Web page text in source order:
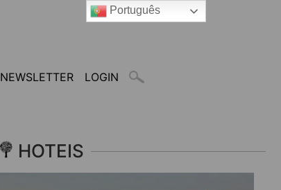
NEWSLETTER LOGIN
HOTEIS
Português